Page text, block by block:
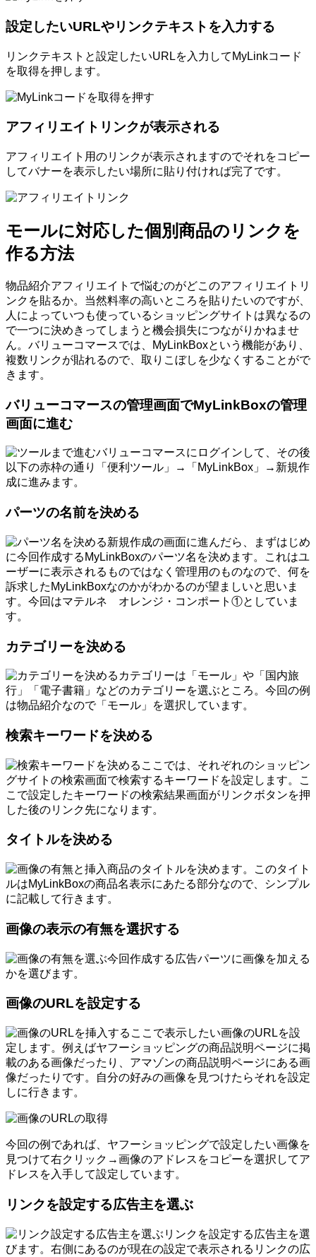
設定したいURLやリンクテキストを入力する
リンクテキストと設定したいURLを入力してMyLinkコード
を取得を押します。
アフィリエイトリンクが表示される
アフィリエイト用のリンクが表示されますのでそれをコピー
してバナーを表示したい場所に貼り付ければ完了です。
モールに対応した個別商品のリンクを
作る方法
物品紹介アフィリエイトで悩むのがどこのアフィリエイトリ
ンクを貼るか。当然料率の高いところを貼りたいのですが、
人によっていつも使っているショッピングサイトは異なるの
で一つに決めきってしまうと機会損失につながりかねませ
ん。バリューコマースでは、MyLinkBoxという機能があり、
複数リンクが貼れるので、取りこぼしを少なくすることがで
きます。
バリューコマースの管理画面でMyLinkBoxの管理
画面に進む
バリューコマースにログインして、その後
以下の赤枠の通り「便利ツール」→「MyLinkBox」→新規作
成に進みます。
パーツの名前を決める
新規作成の画面に進んだら、まずはじめ
に今回作成するMyLinkBoxのパーツ名を決めます。これはユ
ーザーに表示されるものではなく管理用のものなので、何を
訴求したMyLinkBoxなのかがわかるのが望ましいと思いま
す。今回はマテルネ オレンジ・コンポート①としていま
す。
カテゴリーを決める
カテゴリーは「モール」や「国内旅
行」「電子書籍」などのカテゴリーを選ぶところ。今回の例
は物品紹介なので「モール」を選択しています。
検索キーワードを決める
ここでは、それぞれのショッピン
グサイトの検索画面で検索するキーワードを設定します。こ
こで設定したキーワードの検索結果画面がリンクボタンを押
した後のリンク先になります。
タイトルを決める
商品のタイトルを決めます。このタイト
ルはMyLinkBoxの商品名表示にあたる部分なので、シンプル
に記載して行きます。
画像の表示の有無を選択する
今回作成する広告パーツに画像を加える
かを選びます。
画像のURLを設定する
ここで表示したい画像のURLを設
定します。例えばヤフーショッピングの商品説明ページに掲
載のある画像だったり、アマゾンの商品説明ページにある画
像だったりです。自分の好みの画像を見つけたらそれを設定
しに行きます。
今回の例であれば、ヤフーショッピングで設定したい画像を
見つけて右クリック→画像のアドレスをコピーを選択してア
ドレスを入手して設定しています。
リンクを設定する広告主を選ぶ
リンクを設定する広告主を選
びます。右側にあるのが現在の設定で表示されるリンクの広